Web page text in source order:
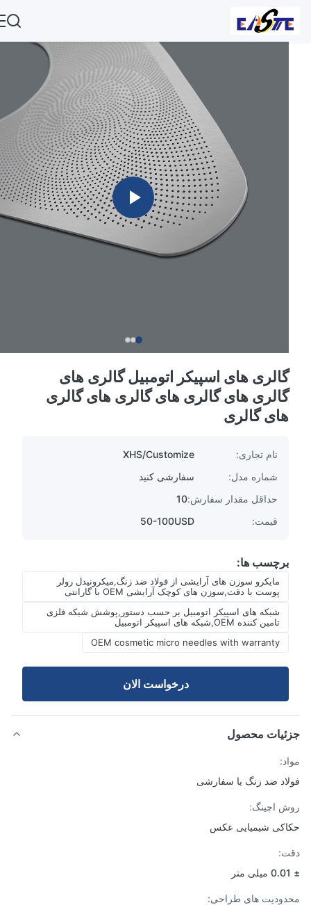
گالری های اسپیکر اتومبیل گالری های
گالری های گالری های گالری های گالری
های گالری
نام تجاری:
XHS/Customize
شماره مدل:
سفارشی کنید
حداقل مقدار سفارش:10
قیمت:
50-100USD
برچسب ها:
مایکرو سوزن های آرایشی از فولاد ضد زنگ,میکرونیدل رولر
پوست با دقت,سوزن های کوچک آرایشی OEM با گارانتی
شبکه های اسپیکر اتومبیل بر حسب دستور,پوشش شبکه فلزی
تامین کننده OEM,شبکه های اسپیکر اتومبیل
OEM cosmetic micro needles with warranty
درخواست الان
محصول
ضد زنگ یا سفارشی
اچینگ:
شیمیایی عکس
های طراحی: